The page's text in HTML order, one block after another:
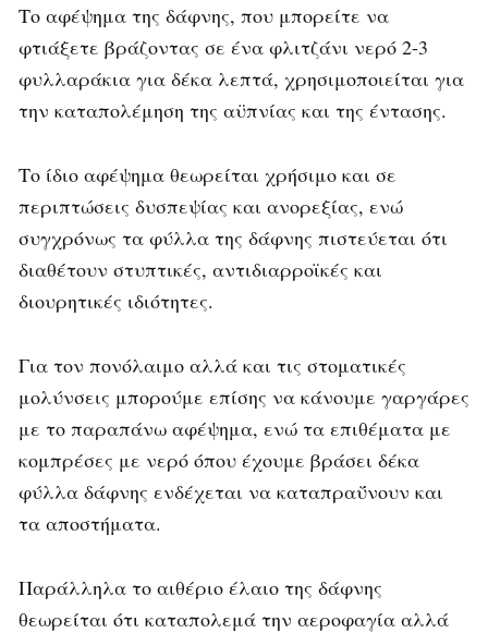
Το αφέψημα της δάφνης, που μπορείτε να
φτιάξετε βράζοντας σε ένα φλιτζάνι νερό 2-3
φυλλαράκια για δέκα λεπτά, χρησιμοποιείται για
την καταπολέμηση της αϋπνίας και της έντασης.
Το ίδιο αφέψημα θεωρείται χρήσιμο και σε
περιπτώσεις δυσπεψίας και ανορεξίας, ενώ
συγχρόνως τα φύλλα της δάφνης πιστεύεται ότι
διαθέτουν στυπτικές, αντιδιαρροϊκές και
διουρητικές ιδιότητες.
Για τον πονόλαιμο αλλά και τις στοματικές
μολύνσεις μπορούμε επίσης να κάνουμε γαργάρες
με το παραπάνω αφέψημα, ενώ τα επιθέματα με
κομπρέσες με νερό όπου έχουμε βράσει δέκα
φύλλα δάφνης ενδέχεται να καταπραΰνουν και
τα αποστήματα.
Παράλληλα το αιθέριο έλαιο της δάφνης
θεωρείται ότι καταπολεμά την αεροφαγία αλλά